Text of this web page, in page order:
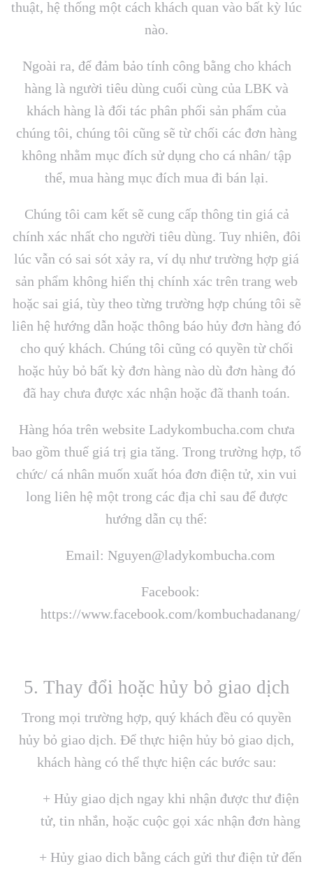
thuật, hệ thống một cách khách quan vào bất kỳ lúc
nào.
Ngoài ra, để đảm bảo tính công bằng cho khách
hàng là người tiêu dùng cuối cùng của LBK và
khách hàng là đối tác phân phối sản phẩm của
chúng tôi, chúng tôi cũng sẽ từ chối các đơn hàng
không nhằm mục đích sử dụng cho cá nhân/ tập
thể, mua hàng mục đích mua đi bán lại.
Chúng tôi cam kết sẽ cung cấp thông tin giá cả
chính xác nhất cho người tiêu dùng. Tuy nhiên, đôi
lúc vẫn có sai sót xảy ra, ví dụ như trường hợp giá
sản phẩm không hiển thị chính xác trên trang web
hoặc sai giá, tùy theo từng trường hợp chúng tôi sẽ
liên hệ hướng dẫn hoặc thông báo hủy đơn hàng đó
cho quý khách. Chúng tôi cũng có quyền từ chối
hoặc hủy bỏ bất kỳ đơn hàng nào dù đơn hàng đó
đã hay chưa được xác nhận hoặc đã thanh toán.
Hàng hóa trên website Ladykombucha.com chưa
bao gồm thuế giá trị gia tăng. Trong trường hợp, tổ
chức/ cá nhân muốn xuất hóa đơn điện tử, xin vui
long liên hệ một trong các địa chỉ sau để được
hướng dẫn cụ thể:
Email: Nguyen@ladykombucha.com
Facebook:
https://www.facebook.com/kombuchadanang/
5. Thay đổi hoặc hủy bỏ giao dịch
Trong mọi trường hợp, quý khách đều có quyền
hủy bỏ giao dịch. Để thực hiện hủy bỏ giao dịch,
khách hàng có thể thực hiện các bước sau:
+ Hủy giao dịch ngay khi nhận được thư điện
tử, tin nhắn, hoặc cuộc gọi xác nhận đơn hàng
+ Hủy giao dich bằng cách gửi thư điện tử đến